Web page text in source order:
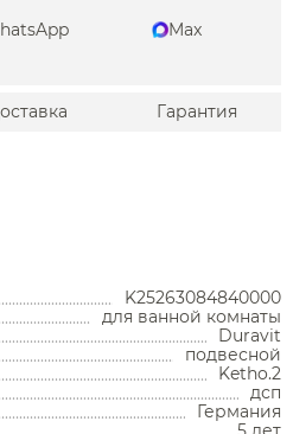
Max
Гарантия
K25263084840000
для ванной комнаты
Duravit
подвесной
Ketho.2
дсп
Германия